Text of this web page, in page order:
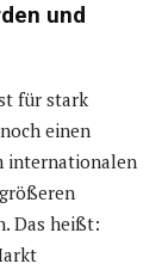
und
für stark
einen
internationalen
Das heißt: